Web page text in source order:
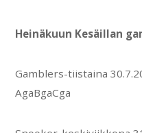
Heinäkuun Kesäillan
Gamblers-tiistaina
AgaBgaCga